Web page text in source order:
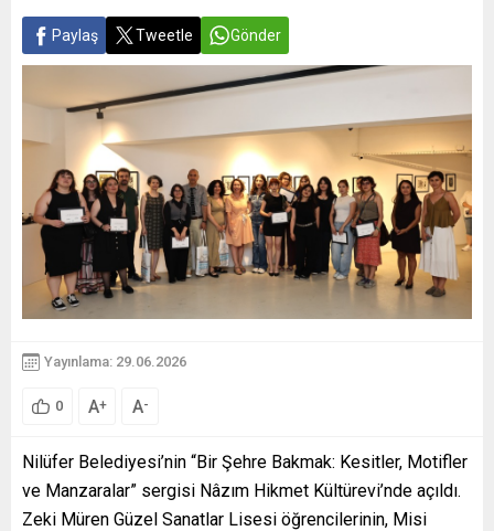
Paylaş Tweetle Gönder
Yayınlama: 29.06.2026
0 A+ A-
Nilüfer Belediyesi’nin “Bir Şehre Bakmak: Kesitler, Motifler
ve Manzaralar” sergisi Nâzım Hikmet Kültürevi’nde açıldı.
Zeki Müren Güzel Sanatlar Lisesi öğrencilerinin, Misi